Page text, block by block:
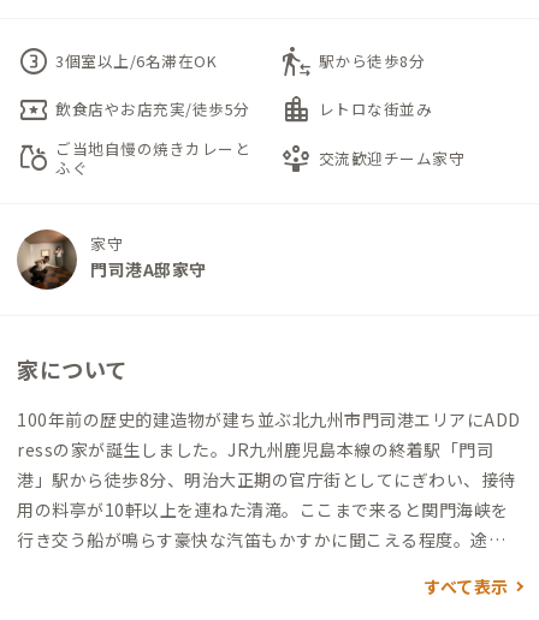
counter_3 3個室以上/6名滞在OK transfer_within_a_station 駅から徒歩8分
local_activity 飲食店やお店充実/徒歩5分 location_city レトロな街並み
grocery ご当地自慢の焼きカレーと
ふぐ
person_play 交流歓迎チーム家守
家守
門司港A邸家守
家について
100年前の歴史的建造物が建ち並ぶ北九州市門司港エリアにADD
ressの家が誕生しました。JR九州鹿児島本線の終着駅「門司
港」駅から徒歩8分、明治大正期の官庁街としてにぎわい、接待
用の料亭が10軒以上を連ねた清滝。ここまで来ると関門海峡を
行き交う船が鳴らす豪快な汽笛もかすかに聞こえる程度。途中
すべて表示